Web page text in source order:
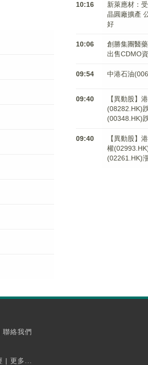
10:16
新萊應材：
晶圓廠擴產
好
10:06
創勝集團醫
出售CDMO
09:54 中港石油
09:40
【異動股】
(08282.HK)
(00348.HK)
09:40
【異動股】
權
(02261.HK)
聯絡我們
| 更多...